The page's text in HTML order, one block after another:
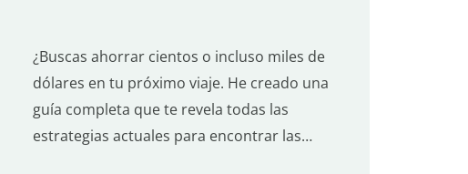
¿Buscas ahorrar cientos o incluso miles de
dólares en tu próximo viaje. He creado una
guía completa que te revela todas las
estrategias actuales para encontrar las